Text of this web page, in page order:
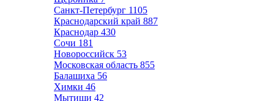
Санкт-Петербург 1105
Краснодарский край 887
Краснодар 430
Сочи 181
Новороссийск 53
Московская область 855
Балашиха 56
Химки 46
Мытищи 42